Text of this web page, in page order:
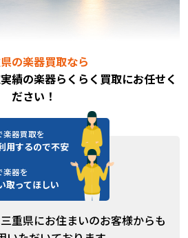
の楽器買取なら
績の楽器らくらく買取にお任せく
ださい！
楽器買取を
用するので不安
楽器を
取ってほしい
重県にお住まいのお客様からも